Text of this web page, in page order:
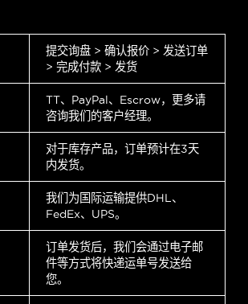
提交询盘 > 确认报价 > 发送订单
> 完成付款 > 发货
TT、PayPal、Escrow，更多请
咨询我们的客户经理。
对于库存产品，订单预计在3天
内发货。
我们为国际运输提供DHL、
FedEx、UPS。
订单发货后，我们会通过电子邮
件等方式将快递运单号发送给
您。